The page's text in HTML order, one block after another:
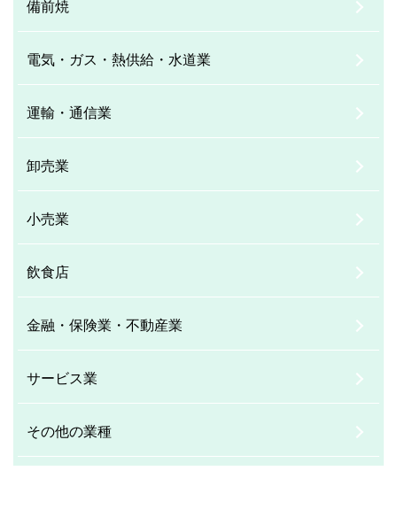
備前焼
電気・ガス・熱供給・水道業
運輸・通信業
卸売業
小売業
飲食店
金融・保険業・不動産業
サービス業
その他の業種